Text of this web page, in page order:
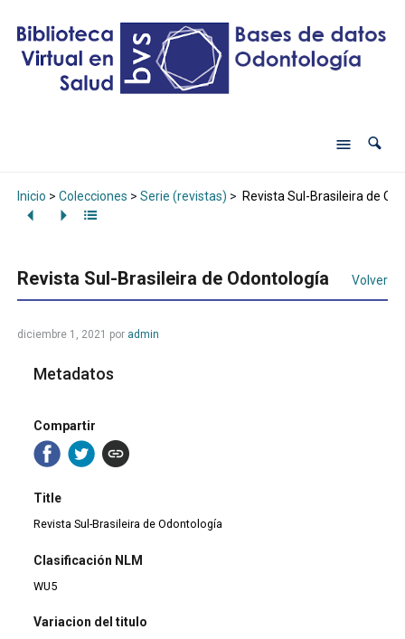
Inicio > Colecciones > Serie (revistas) > Revista Sul-Brasileira de
Revista Sul-Brasileira de Odontología Volver
diciembre 1, 2021 por admin
Metadatos
Compartir
Title
Revista Sul-Brasileira de Odontología
Clasificación NLM
WU5
Variacion del titulo